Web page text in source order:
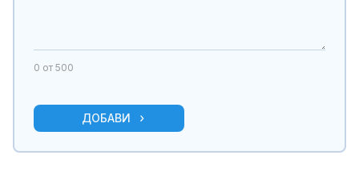
0 от 500
ДОБАВИ